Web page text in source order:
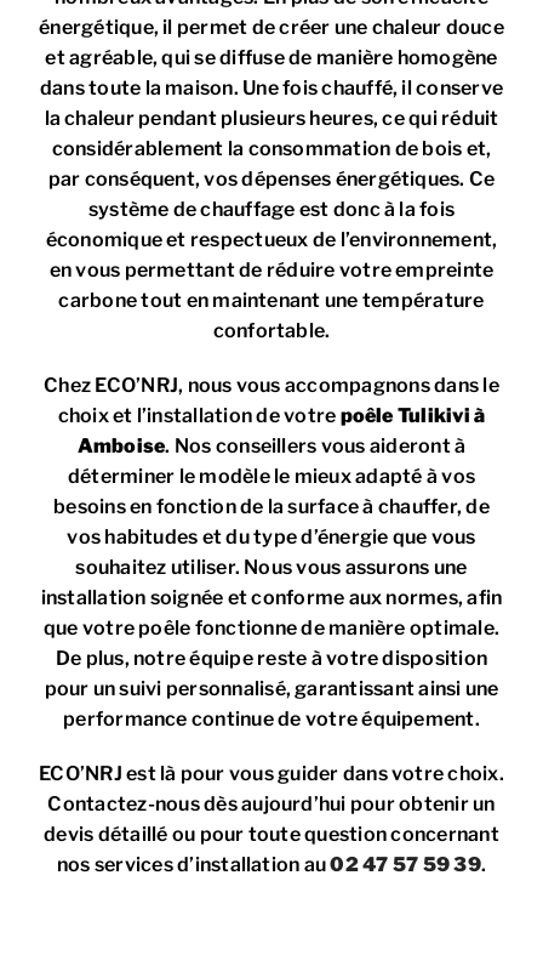
énergétique, il permet de créer une chaleur douce
et agréable, qui se diffuse de manière homogène
dans toute la maison. Une fois chauffé, il conserve
la chaleur pendant plusieurs heures, ce qui réduit
considérablement la consommation de bois et,
par conséquent, vos dépenses énergétiques. Ce
système de chauffage est donc à la fois
économique et respectueux de l’environnement,
en vous permettant de réduire votre empreinte
carbone tout en maintenant une température
confortable.
Chez ECO’NRJ, nous vous accompagnons dans le
choix et l’installation de votre poêle Tulikivi à
Amboise. Nos conseillers vous aideront à
déterminer le modèle le mieux adapté à vos
besoins en fonction de la surface à chauffer, de
vos habitudes et du type d’énergie que vous
souhaitez utiliser. Nous vous assurons une
installation soignée et conforme aux normes, afin
que votre poêle fonctionne de manière optimale.
De plus, notre équipe reste à votre disposition
pour un suivi personnalisé, garantissant ainsi une
performance continue de votre équipement.
ECO’NRJ est là pour vous guider dans votre choix.
Contactez-nous dès aujourd’hui pour obtenir un
devis détaillé ou pour toute question concernant
nos services d’installation au02 47 57 59 39.